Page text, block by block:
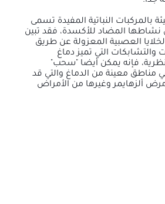
بالمركبات النباتية المفيدة تسمى
نشاطها المضاد للأكسدة، فقد تبين
العصبية المعزولة عن طريق
والتشابكات التي تميز دماغ
فإنه يمكن أيضا "سحب"
مناطق معينة من الدماغ والتي قد
ألزهايمر وغيرها من الأمراض